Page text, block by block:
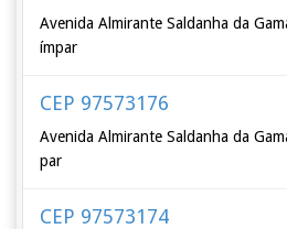
Avenida Almirante Saldanha da
ímpar
CEP 97573176
Avenida Almirante Saldanha da
par
CEP 97573174